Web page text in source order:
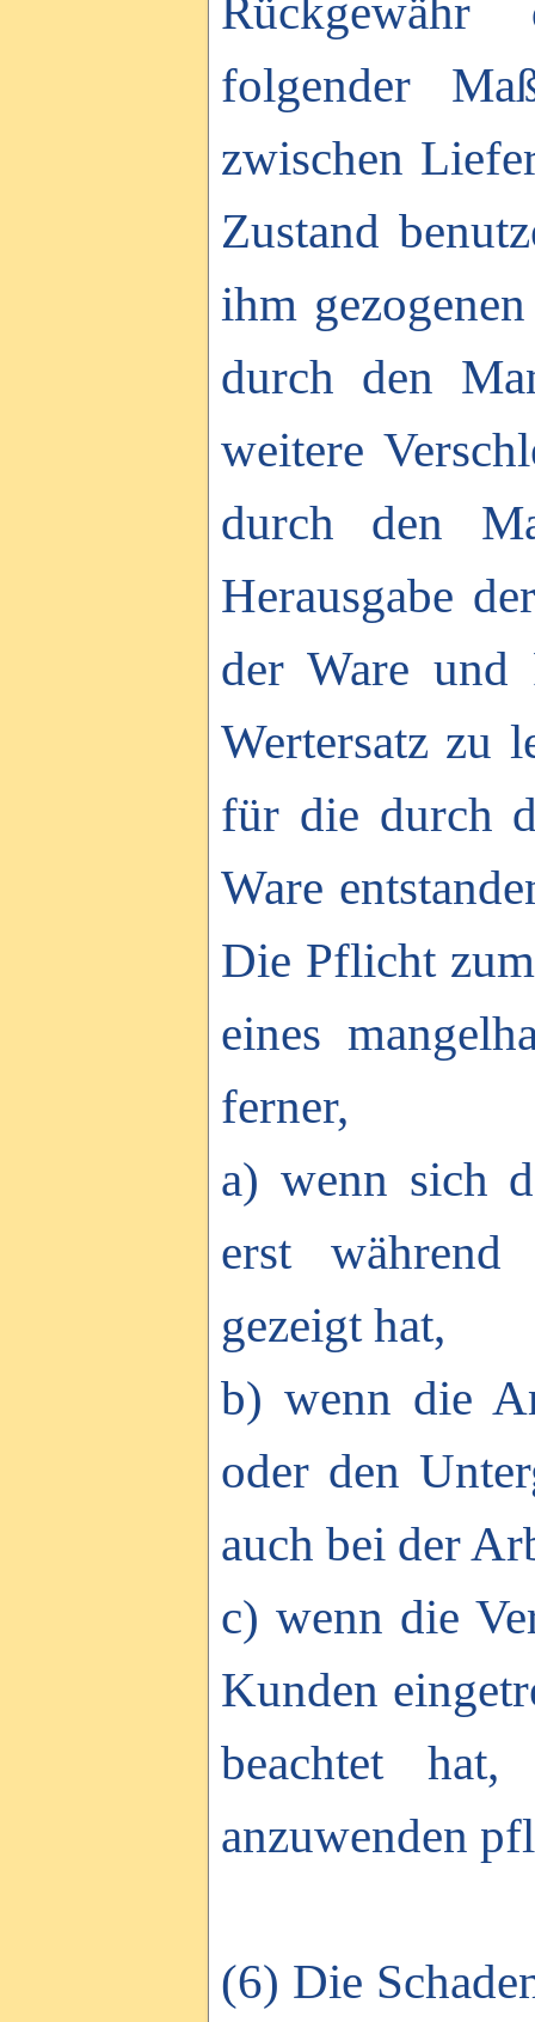
folgender
zwischen
Zustand
ihm
durch den
weitere
durch den
Herausgabe
der Ware und
Wertersatz zu
für die durch
Ware
Die Pflicht
eines
ferner,
a) wenn sich
erst während
gezeigt hat,
b) wenn die
oder den
auch bei der
c) wenn die
Kunden
beachtet
anzuwenden
(6) Die